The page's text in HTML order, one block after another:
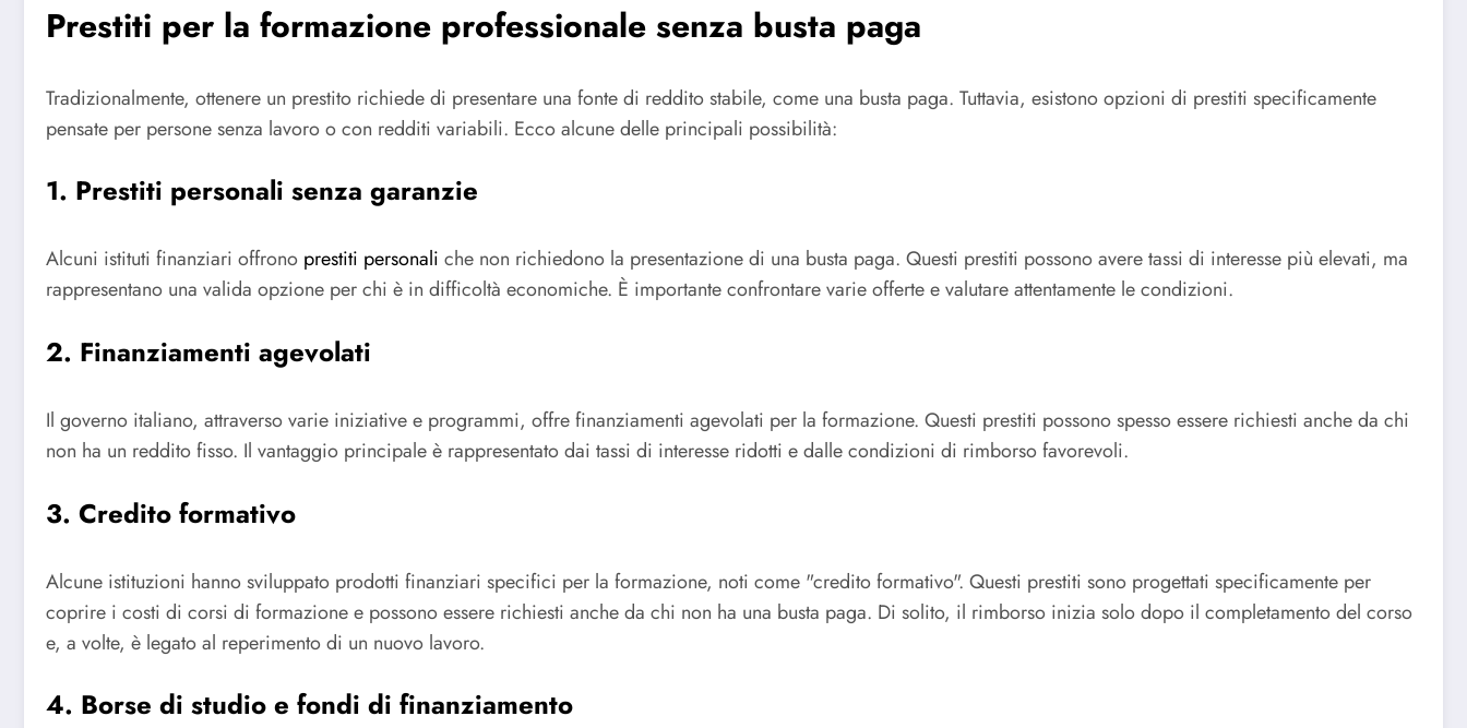
Prestiti per la formazione professionale senza busta paga
Tradizionalmente, ottenere un prestito richiede di presentare una fonte di reddito stabile, come una busta paga. Tuttavia, esistono opzioni di prestiti specificamente
pensate per persone senza lavoro o con redditi variabili. Ecco alcune delle principali possibilità:
1. Prestiti personali senza garanzie
Alcuni istituti finanziari offrono prestiti personali che non richiedono la presentazione di una busta paga. Questi prestiti possono avere tassi di interesse più elevati, ma
rappresentano una valida opzione per chi è in difficoltà economiche. È importante confrontare varie offerte e valutare attentamente le condizioni.
2. Finanziamenti agevolati
Il governo italiano, attraverso varie iniziative e programmi, offre finanziamenti agevolati per la formazione. Questi prestiti possono spesso essere richiesti anche da chi
non ha un reddito fisso. Il vantaggio principale è rappresentato dai tassi di interesse ridotti e dalle condizioni di rimborso favorevoli.
3. Credito formativo
Alcune istituzioni hanno sviluppato prodotti finanziari specifici per la formazione, noti come "credito formativo". Questi prestiti sono progettati specificamente per
coprire i costi di corsi di formazione e possono essere richiesti anche da chi non ha una busta paga. Di solito, il rimborso inizia solo dopo il completamento del corso
e, a volte, è legato al reperimento di un nuovo lavoro.
4. Borse di studio e fondi di finanziamento